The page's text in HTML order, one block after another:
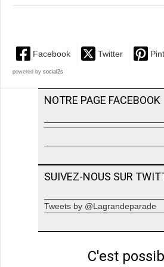
Facebook Twitter
powered by social2s
NOTRE PAGE FACEBOOK
SUIVEZ-NOUS SUR
Tweets by @Lagrandeparade
C'est